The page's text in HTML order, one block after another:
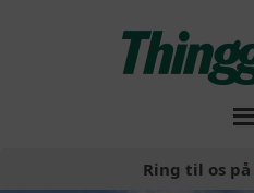
Ring til os på